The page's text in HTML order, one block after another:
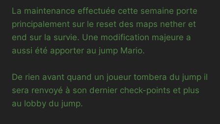
La maintenance effectuée cette semaine porte
principalement sur le reset des maps nether et
end sur la survie. Une modification majeure a
aussi été apporter au jump Mario.
De rien avant quand un joueur tombera du jump il
sera renvoyé à son dernier check-points et plus
au lobby du jump.